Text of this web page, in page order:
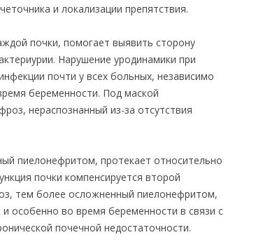
и локализации препятствия.
почки, помогает выявить сторону
Нарушение уродинамики при
почти у всех больных, независимо
беременности. Под маской
нераспознанный из-за отсутствия
пиелонефритом, протекает относительно
почки компенсируется второй
тем более осложненный пиелонефритом,
особенно во время беременности в связи с
почечной недостаточности.